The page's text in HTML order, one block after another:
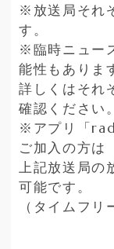
※放送局それ
す。
※臨時ニュー
能性もありま
詳しくはそれ
確認ください。
※アプリ「
ご加入の方は
上記放送局の
可能です。
（タイムフリ